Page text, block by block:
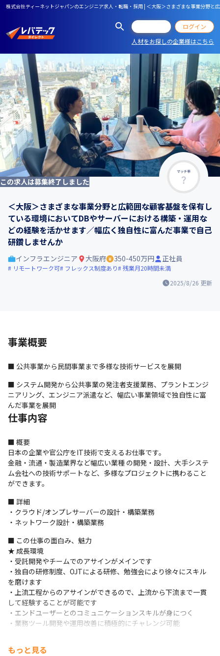
株式会社ティーネットジャパンのエンジニア求人・転職・採用 | ＜大阪＞さまざまな事業分野
ログイン
人材をお探しの企業様はこちら
マッチ率
この求人は募集終了しました
＜大阪＞さまざまな事業分野と広範囲な顧客基盤を保有し
ている環境においてDBやサーバーにおける構築・運用な
どの経験を活かせます／幅広く独自性に富んだ事業で自己
研鑽しませんか
2025/8/26 更新
インフラエンジニア 大阪府 350-450万円 正社員
リモートワーク可 フレックス制度あり 残業月20時間未満
事業概要
■ 公共事業から民間事業まで多様な技術サービスを展開
■ システム開発から公共事業の発注者支援業務、プラントエンジ
ニアリング、エンジニア派遣など、幅広い事業領域で独自性に富
んだ事業を展開
仕事内容
■ 概要
日本の企業や官公庁をIT技術で支えるお仕事です。
金融・流通・製造業界など幅広い業種 の開発・設計、大手システ
ム会社への技術サポートなど、多様なプロジェクトに携わること
ができます。
■ 詳細
・クラウド/オンプレサーバーの設計・構築業務
・ネットワーク設計・構築業務
■ この仕事の面白み、魅力
★ 成長環境
・受託開発やチームでのアサインがメインです
・独自の研修制度、OJTによる研修、勉強会により徐々にスキル
を磨けます
・上流工程からのアサインができるので、上流から下流まで一貫
して経験することが可能です
・エンドユーザーとのコミュニケーションスキルが身につく
・業務ツール開発や運用改善に積極的にチャレンジ可能
・リモート案件多数
もっと見る